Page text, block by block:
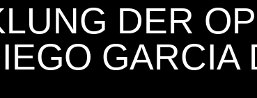
DER
GARCIA